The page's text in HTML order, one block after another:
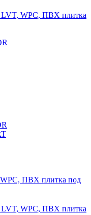
LVT, WPC, ПВХ плитка
ПВХ плитка под
LVT, WPC, ПВХ плитка